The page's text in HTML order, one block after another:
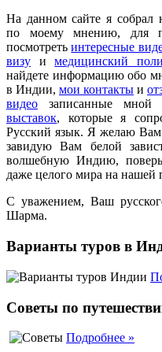
На данном сайте я собрал
по моему мнению, для
посмотретьинтересные
визу имедицинский
найдете информацию обо
в Индии, мои контакты и
видео записанные мной
выставок, которые я
Русский язык. Я желаю Вам
завидую Вам белой
волшебную Индию,
даже целого мира на нашей
С уважением, Ваш
Шарма.
Варианты туров в
Советы по
Подробнее »